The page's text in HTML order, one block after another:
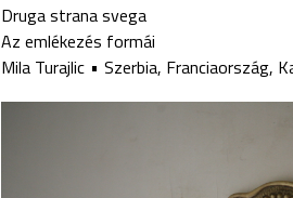
Druga strana svega
Az emlékezés formái
Mila Turajlic
Szerbia, Franciaország,